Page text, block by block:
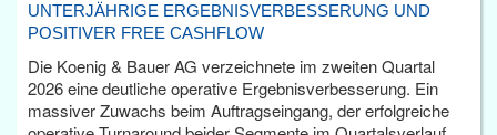
UNTERJÄHRIGE ERGEBNISVERBESSERUNG UND
POSITIVER FREE CASHFLOW
Die Koenig & Bauer AG verzeichnete im zweiten Quartal
2026 eine deutliche operative Ergebnisverbesserung. Ein
massiver Zuwachs beim Auftragseingang, der erfolgreiche